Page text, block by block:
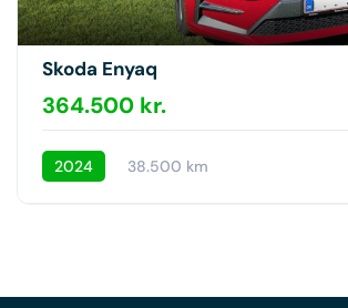
Skoda Enyaq
364.500 kr.
2024 38.500 km